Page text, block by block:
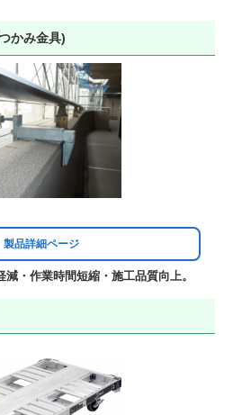
かみ金具)
製品詳細ページ
・作業時間短縮・施工品質向上。